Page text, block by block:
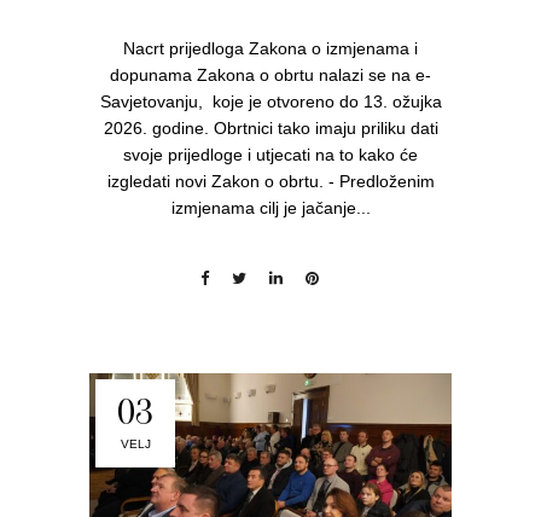
Nacrt prijedloga Zakona o izmjenama i
dopunama Zakona o obrtu nalazi se na e-
Savjetovanju, koje je otvoreno do 13. ožujka
2026. godine. Obrtnici tako imaju priliku dati
svoje prijedloge i utjecati na to kako će
izgledati novi Zakon o obrtu. - Predloženim
izmjenama cilj je jačanje...
03
VELJ